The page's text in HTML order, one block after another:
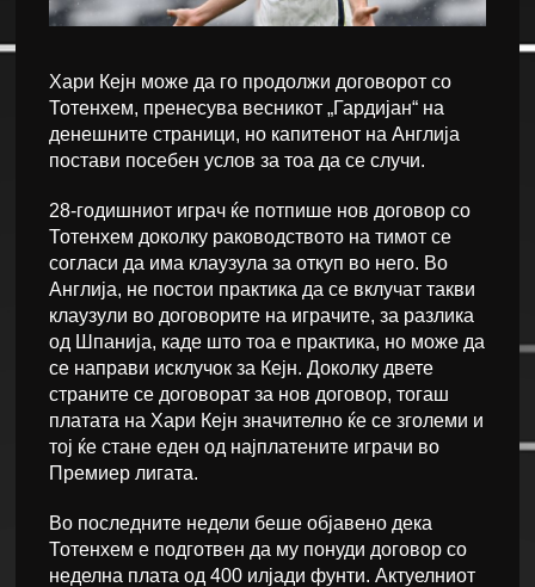
Хари Кејн може да го продолжи договорот со
Тотенхем, пренесува весникот „Гардијан“ на
денешните страници, но капитенот на Англија
постави посебен услов за тоа да се случи.
28-годишниот играч ќе потпише нов договор со
Тотенхем доколку раководството на тимот се
согласи да има клаузула за откуп во него. Во
Англија, не постои практика да се вклучат такви
клаузули во договорите на играчите, за разлика
од Шпанија, каде што тоа е практика, но може да
се направи исклучок за Кејн. Доколку двете
страните се договорат за нов договор, тогаш
платата на Хари Кејн значително ќе се зголеми и
тој ќе стане еден од најплатените играчи во
Премиер лигата.
Во последните недели беше објавено дека
Тотенхем е подготвен да му понуди договор со
неделна плата од 400 илјади фунти. Актуелниот